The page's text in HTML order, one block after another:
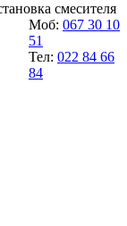
смесителя
Моб: 067 30 10
51
Тел: 022 84 66
84